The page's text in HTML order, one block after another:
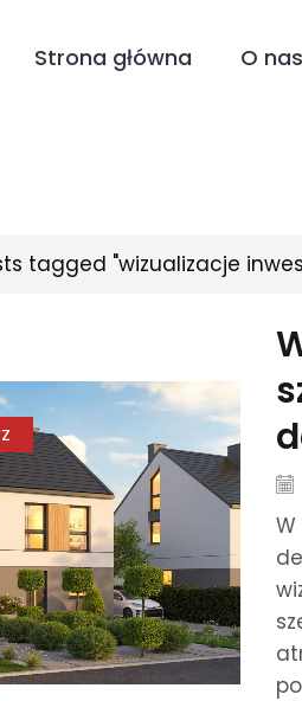
Strona główna O nas
tagged "wizualizacje